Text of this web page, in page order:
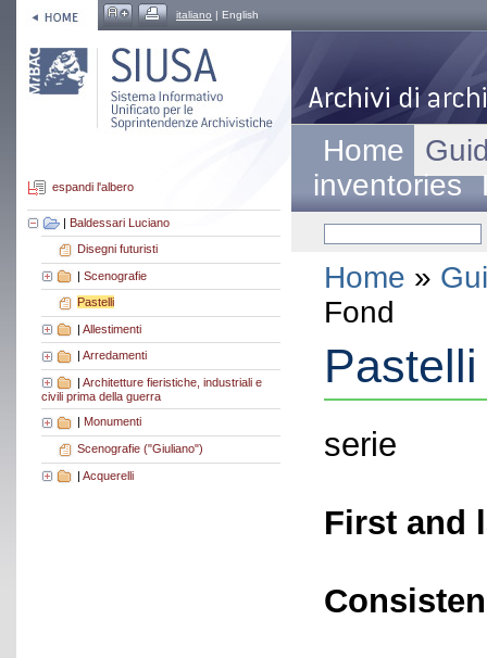
italiano | English
espandi l'albero
| Baldessari Luciano
Disegni futuristi
| Scenografie
Pastelli
| Allestimenti
Arredamenti
| Architetture fieristiche, industriali e
civili prima della guerra
Monumenti
Scenografie ("Giuliano")
| Acquerelli
Home
inventories
Home »
Fond
Pastelli
serie
First and